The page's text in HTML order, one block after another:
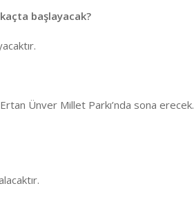
başlayacak?
Ünver Millet Parkı’nda sona erecek.